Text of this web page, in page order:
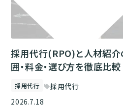
採用代行(RPO)と人材紹介
囲・料金・選び方を徹底比較
採用代行 sell採用代行
2026.7.18